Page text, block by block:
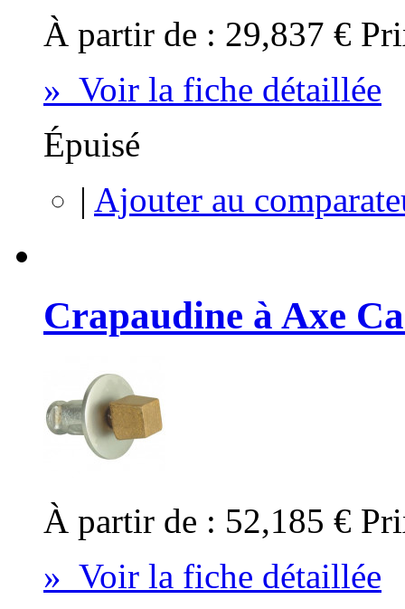
À partir de : 29,837 €
» Voir la fiche détaillée
Épuisé
| Ajouter au
Crapaudine à Axe
À partir de : 52,185 €
» Voir la fiche détaillée